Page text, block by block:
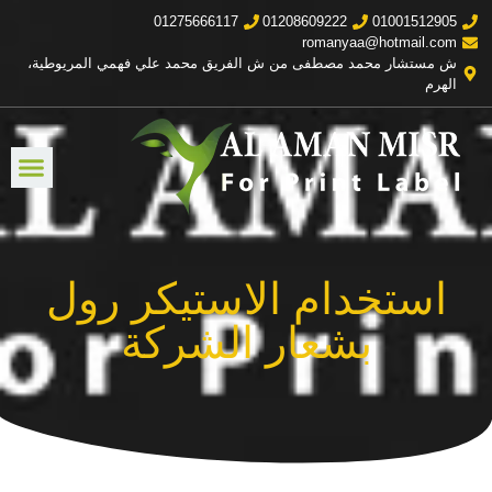
01001512905
01208609222
01275666117
romanyaa@hotmail.com
ش مستشار محمد مصطفى من ش الفريق محمد علي فهمي المريوطية،
الهرم
استخدام الاستيكر رول
بشعار الشركة